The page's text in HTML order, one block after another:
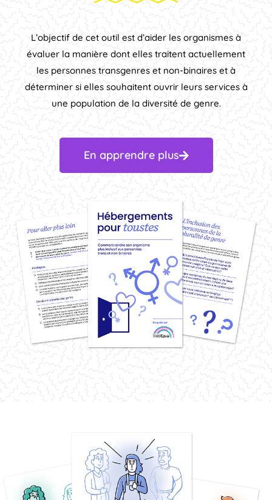
L’objectif de cet outil est d’aider les organismes à
évaluer la manière dont elles traitent actuellement
les personnes transgenres et non-binaires et à
déterminer si elles souhaitent ouvrir leurs services à
une population de la diversité de genre.
En apprendre plus